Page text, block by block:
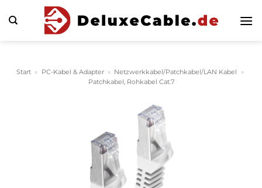
Inhalt
Start » PC-Kabel & Adapter » Netzwerkkabel/Patchkabel/LAN Kabel
»
Patchkabel, Rohkabel Cat.7